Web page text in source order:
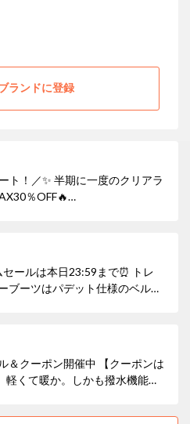
ランドに登録
に一度のクリアラ
％OFF🔥
ールは本日23:59まで⏰ トレ
ブーツはパデット仕様のベルト
＆クーポン開催中 【クーポンは